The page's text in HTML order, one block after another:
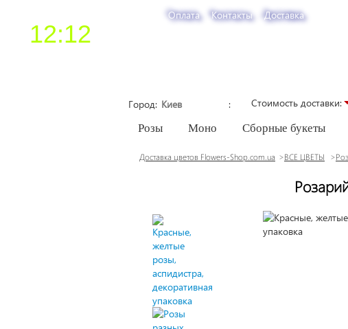
12:12
Оплата Контакты Доставка
Город Стоимость доставки:
Розы Моно Сборные букеты
Доставка цветов Flowers-Shop.com.ua ВСЕ ЦВЕТЫ